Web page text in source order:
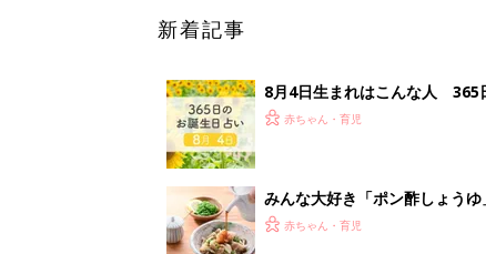
新着記事
8月4日生まれはこんな人 365
赤ちゃん・育児
みんな大好き「ポン酢しょう
養学的にも最高⁉
赤ちゃん・育児